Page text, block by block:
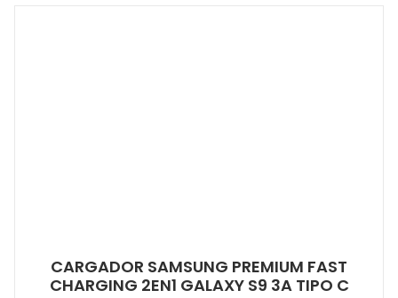
CARGADOR SAMSUNG PREMIUM FAST
CHARGING 2EN1 GALAXY S9 3A TIPO C